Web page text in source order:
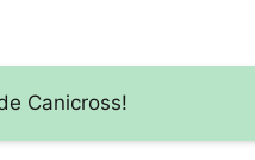
Canicross!